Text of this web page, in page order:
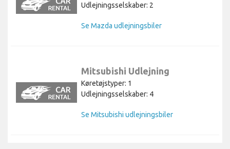
Udlejningsselskaber: 2
Se Mazda udlejningsbiler
Mitsubishi Udlejning
Køretøjstyper: 1
Udlejningsselskaber: 4
Se Mitsubishi udlejningsbiler